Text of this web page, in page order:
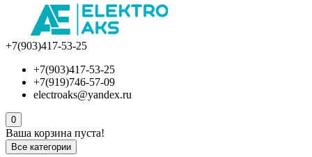
+7(903)417-53-25
+7(903)417-53-25
+7(919)746-57-09
electroaks@yandex.ru
0
Ваша корзина пуста!
Все категории